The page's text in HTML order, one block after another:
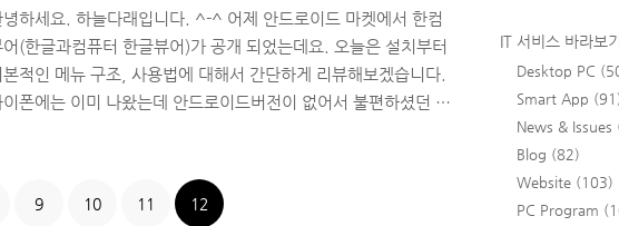
IT 서비스 바라보기
Desktop PC
Smart App
News & Issues
Blog (82)
Website (103)
PC Program
전 1. 한컴 리드..
녕하세요. 하늘다래입니다. ^-^ 어제 안드로이드 마켓에서 한컴
어(한글과컴퓨터 한글뷰어)가 공개 되었는데요. 오늘은 설치부터
본적인 메뉴 구조, 사용법에 대해서 간단하게 리뷰해보겠습니다.
이폰에는 이미 나왔는데 안드로이드버전이 없어서 불편하셨던 분
받으셔서 설치 하시면 간단하게 끝이죠^^ 검색어 입력조차 귀찮
신 분들을 위해 QR 코드를 준비했습니다. QR 코드 인식 어플을
9 10 11 12